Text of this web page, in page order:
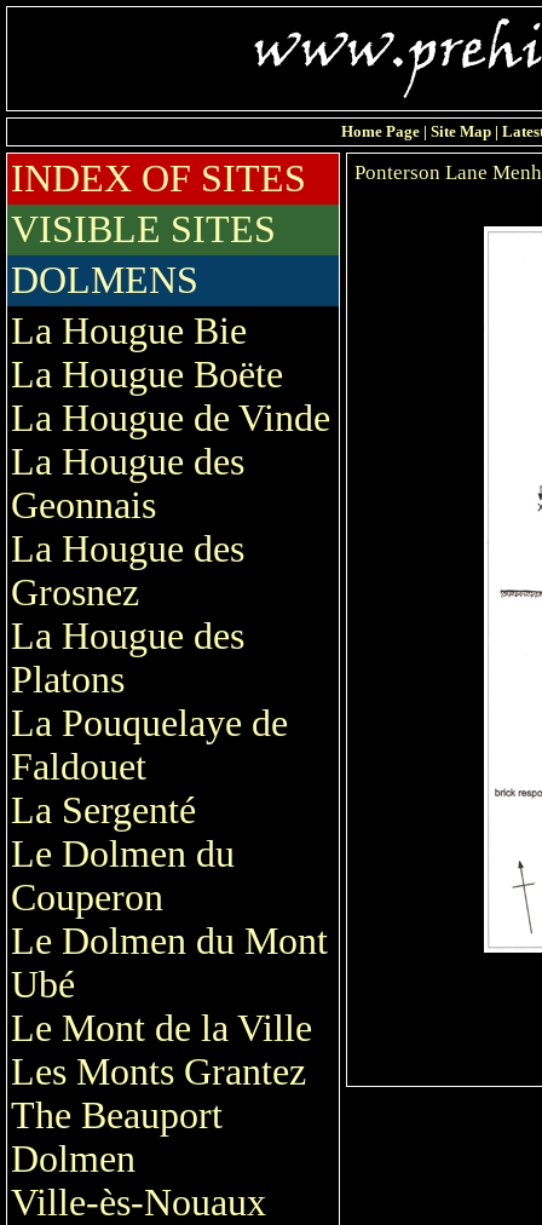
Home Page| Site Map|
INDEX OF SITES
VISIBLE SITES
DOLMENS
La Hougue Bie
La Hougue Boëte
La Hougue de Vinde
La Hougue des
Geonnais
La Hougue des
Grosnez
La Hougue des
Platons
La Pouquelaye de
Faldouet
La Sergenté
Le Dolmen du
Couperon
Le Dolmen du Mont
Ubé
Le Mont de la Ville
Les Monts Grantez
The Beauport
Dolmen
Ville-ès-Nouaux
Ponterson Lane